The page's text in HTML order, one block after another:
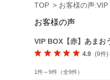
TOP お客様の声
お客様の声
VIP BOX【赤】あま
4.9 (9件)
1件～9件（全9件）